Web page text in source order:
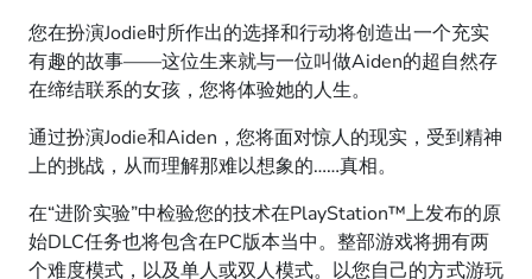
您在扮演Jodie时所作出的选择和行动将创造出一个充实
有趣的故事——这位生来就与一位叫做Aiden的超自然存
在缔结联系的女孩，您将体验她的人生。
通过扮演Jodie和Aiden，您将面对惊人的现实，受到精神
上的挑战，从而理解那难以想象的……真相。
在“进阶实验”中检验您的技术在PlayStation™上发布的原
始DLC任务也将包含在PC版本当中。整部游戏将拥有两
个难度模式，以及单人或双人模式。以您自己的方式游玩